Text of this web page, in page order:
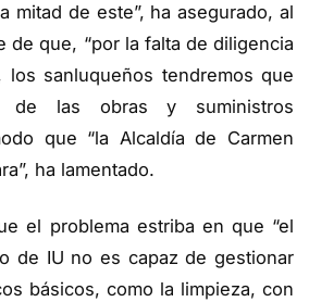
mitad de este”, ha asegurado, al
de que, “por la falta de diligencia
los sanluqueños tendremos que
de las obras y suministros
que “la Alcaldía de Carmen
ha lamentado.
el problema estriba en que “el
de IU no es capaz de gestionar
básicos, como la limpieza, con